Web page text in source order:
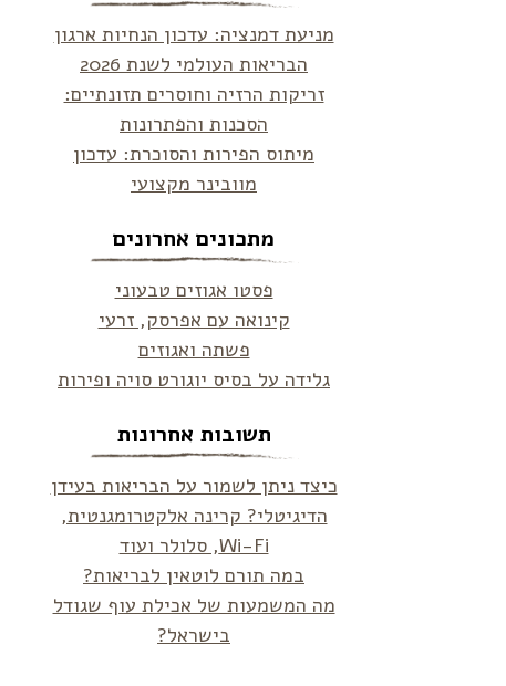
מניעת דמנציה: עדכון הנחיות ארגון
הבריאות העולמי לשנת 2026
זריקות הרזיה וחוסרים תזונתיים:
הסכנות והפתרונות
מיתוס הפירות והסוכרת: עדכון
מוובינר מקצועי
מתכונים אחרונים
פסטו אגוזים טבעוני
קינואה עם אפרסק, זרעי
פשתה ואגוזים
גלידה על בסיס יוגורט סויה ופירות
תשובות אחרונות
כיצד ניתן לשמור על הבריאות בעידן
הדיגיטלי? קרינה אלקטרומגנטית,
Wi-Fi, סלולר ועוד
במה תורם לוטאין לבריאות?
מה המשמעות של אכילת עוף שגודל
בישראל?